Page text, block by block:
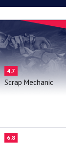
4.7
Scrap Mechanic
6.8